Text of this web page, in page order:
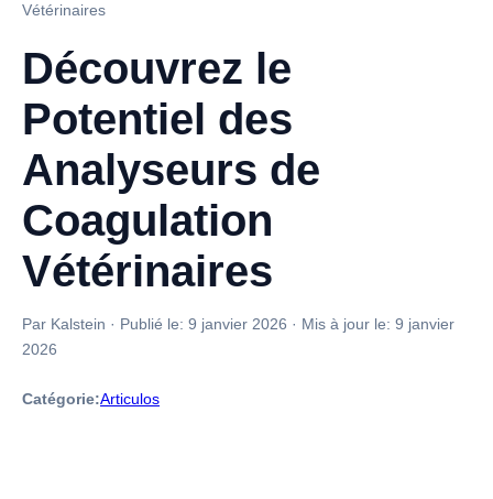
Vétérinaires
Découvrez le
Potentiel des
Analyseurs de
Coagulation
Vétérinaires
Par Kalstein · Publié le: 9 janvier 2026 · Mis à jour le: 9 janvier
2026
Catégorie:Articulos